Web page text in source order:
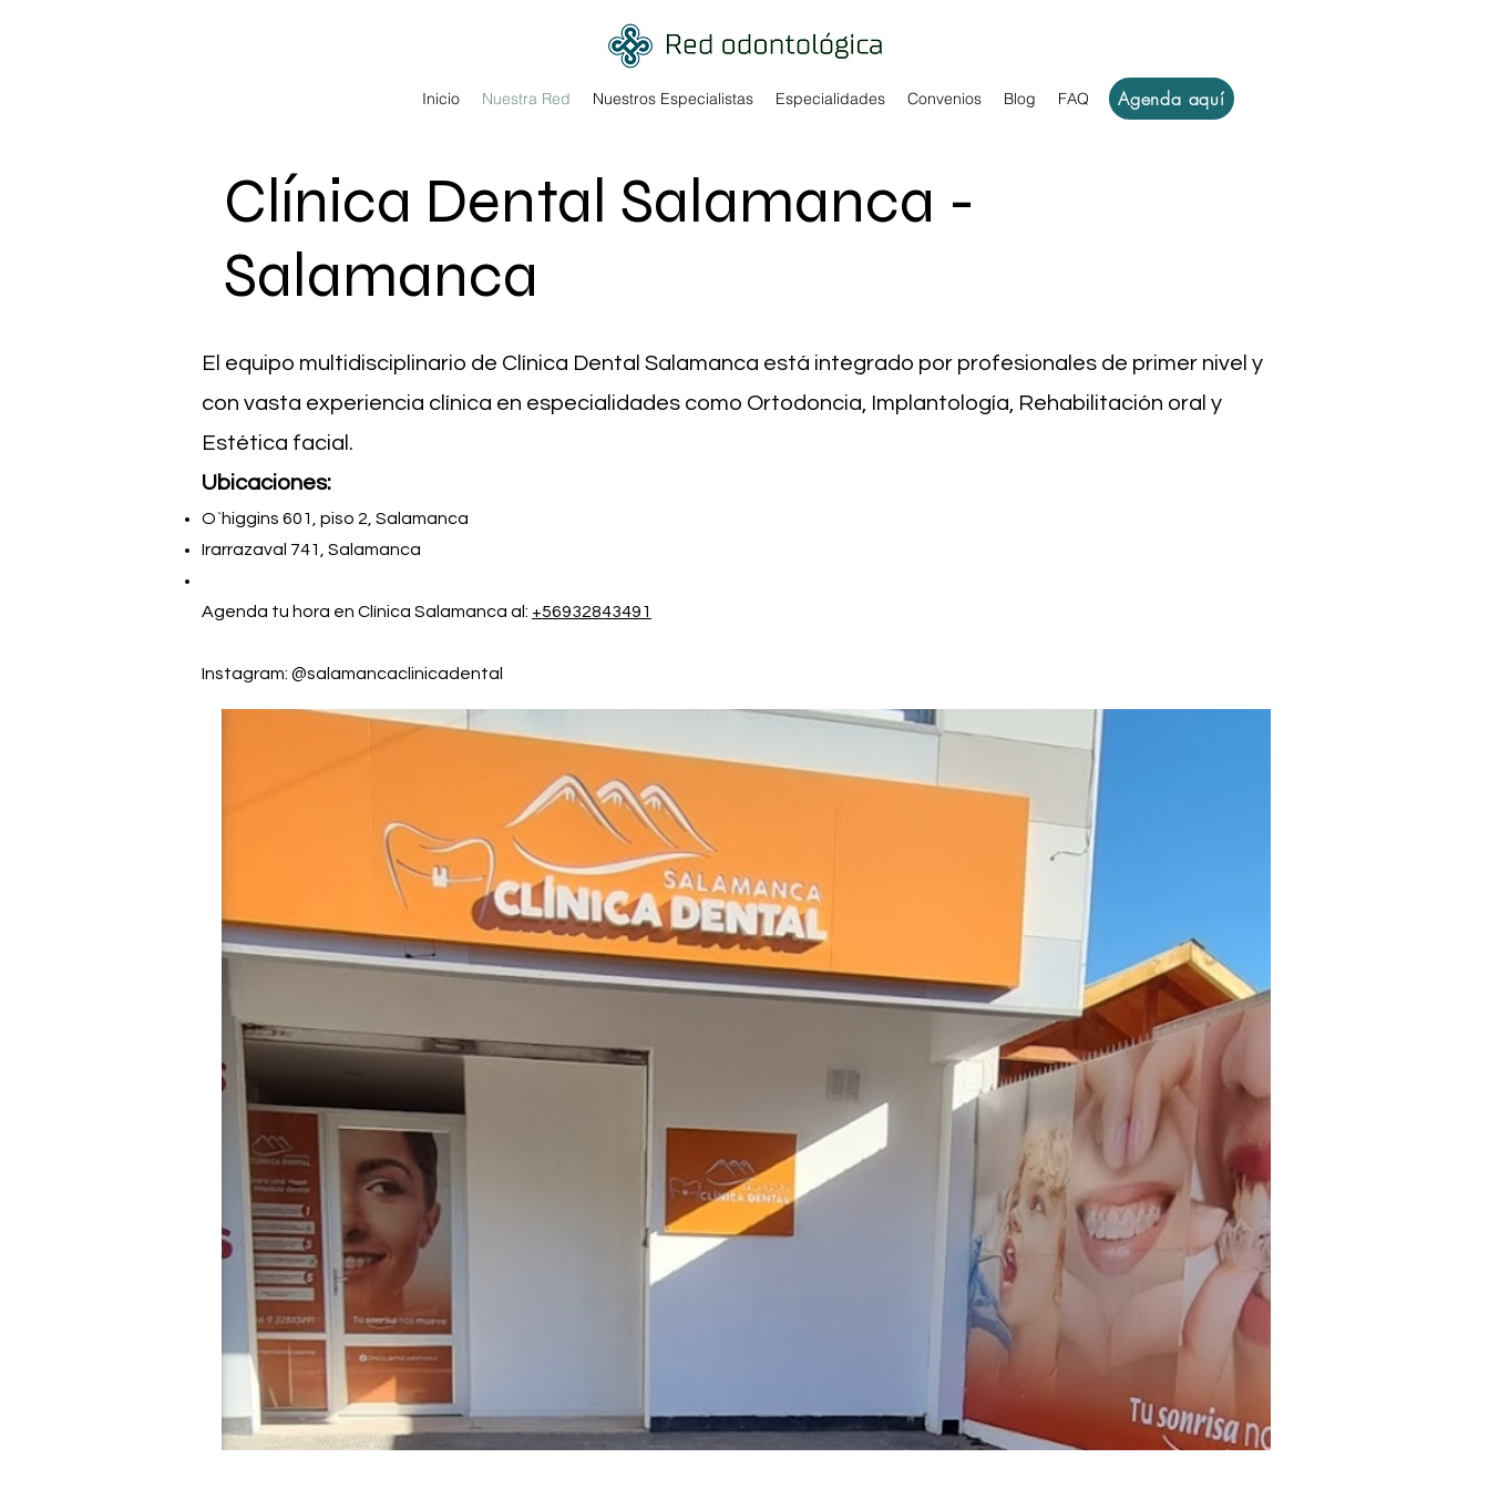
Inicio Nuestra Red Nuestros Especialistas Especialidades Convenios Blog FAQ Agenda aquí
Clínica Dental Salamanca -
Salamanca
El equipo multidisciplinario de Clínica Dental Salamanca está integrado por profesionales de primer nivel y
con vasta experiencia clínica en especialidades como Ortodoncia, Implantología, Rehabilitación oral y
Estética facial.
Ubicaciones:
O`higgins 601, piso 2, Salamanca
Irarrazaval 741, Salamanca
Agenda tu hora en Clínica Salamanca al: +56932843491
Instagram: @salamancaclinicadental